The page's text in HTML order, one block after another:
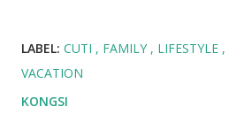
LABEL: CUTI FAMILY LIFESTYLE
VACATION
KONGSI